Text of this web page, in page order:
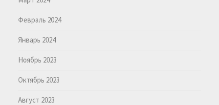
Февраль 2024
Январь 2024
Ноябрь 2023
Октябрь 2023
Август 2023